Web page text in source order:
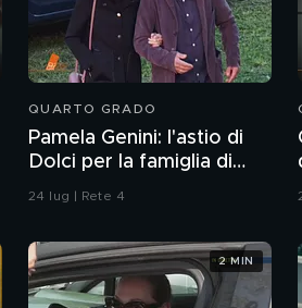
QUARTO GRADO
Pamela Genini: l'astio di
Dolci per la famiglia di
Pamela
24 lug | Rete 4
2 MIN